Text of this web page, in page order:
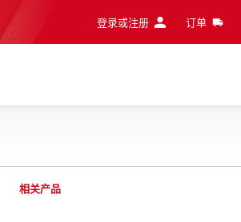
登录或注册 订单
相关产品